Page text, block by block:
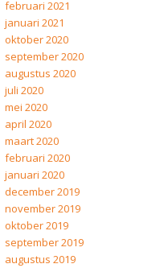
februari 2021
januari 2021
oktober 2020
september 2020
augustus 2020
juli 2020
mei 2020
april 2020
maart 2020
februari 2020
januari 2020
december 2019
november 2019
oktober 2019
september 2019
augustus 2019